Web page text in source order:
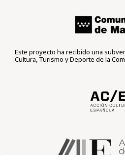
Este proyecto ha recibido una
Cultura, Turismo y Deporte de la